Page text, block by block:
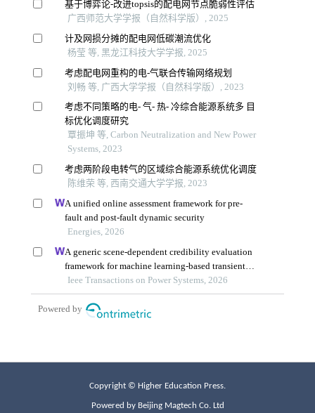
Copyright © Higher Education Press.
Powered by Beijing Magtech Co. Ltd